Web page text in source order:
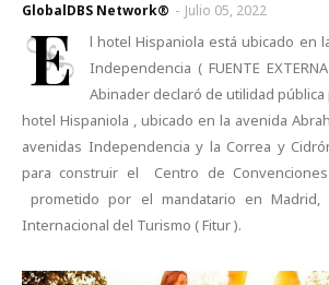
GlobalDBS Network® - Julio 05, 2022
E
l hotel Hispaniola está ubicado en
Independencia ( FUENTE
Abinader declaró de utilidad
hotel Hispaniola , ubicado en la avenida
avenidas Independencia y la Correa y
para construir el Centro de
prometido por el mandatario en Madrid,
Internacional del Turismo ( Fitur ).